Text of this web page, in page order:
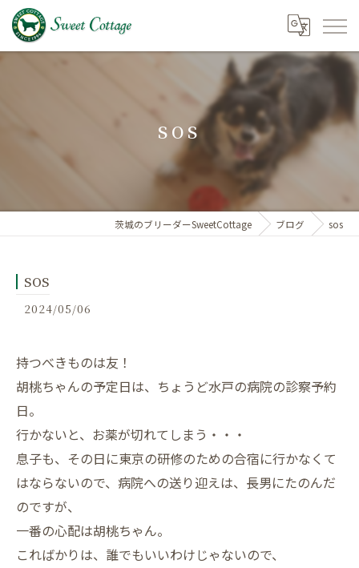
sos
茨城のブリーダーSweetCottage ブログ sos
sos
2024/05/06
持つべきものは友！
胡桃ちゃんの予定日は、ちょうど水戸の病院の診察予約
日。
行かないと、お薬が切れてしまう・・・
息子も、その日に東京の研修のための合宿に行かなくて
はならないので、病院への送り迎えは、長男にたのんだ
のですが、
一番の心配は胡桃ちゃん。
こればかりは、誰でもいいわけじゃないので、